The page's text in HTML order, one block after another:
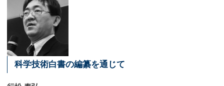
科学技術白書の編纂を通じて